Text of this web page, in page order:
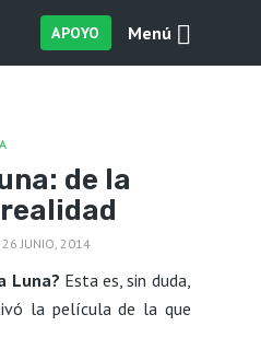
APOYO Menú
de la
26 JUNIO, 2014
Luna? Esta es, sin duda,
la película de la que